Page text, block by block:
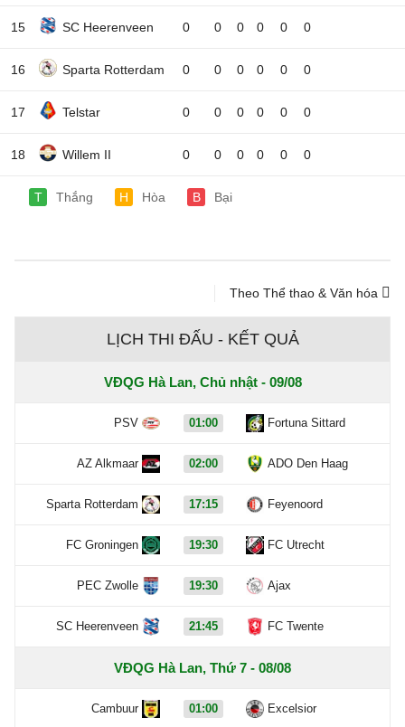
15 SC Heerenveen 0 0 0 0 0 0
16 Sparta Rotterdam 0 0 0 0 0 0
17 Telstar 0 0 0 0 0 0
18 Willem II 0 0 0 0 0 0
T Thắng H Hòa B Bại
Theo Thể thao & Văn hóa
LỊCH THI ĐẤU - KẾT QUẢ
VĐQG Hà Lan, Chủ nhật - 09/08
PSV 01:00 Fortuna Sittard
AZ Alkmaar 02:00 ADO Den Haag
Sparta Rotterdam 17:15 Feyenoord
FC Groningen 19:30 FC Utrecht
PEC Zwolle 19:30 Ajax
SC Heerenveen 21:45 FC Twente
VĐQG Hà Lan, Thứ 7 - 08/08
Cambuur 01:00 Excelsior